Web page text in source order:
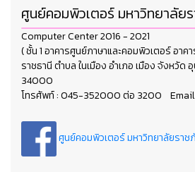
ศูนย์คอมพิวเตอร์ มหาวิทยาลัย
Computer Center 2016 - 2021
( ชั้น 1 อาคารศูนย์ภาษาและคอมพิวเตอร์ อาค
ราชธานี ตำบล ในเมือง อำเภอ เมือง จังหวั
34000
โทรศัพท์ : 045-352000 ต่อ 3200
ศูนย์คอมพิวเตอร์ มหาวิทยาลัยราช